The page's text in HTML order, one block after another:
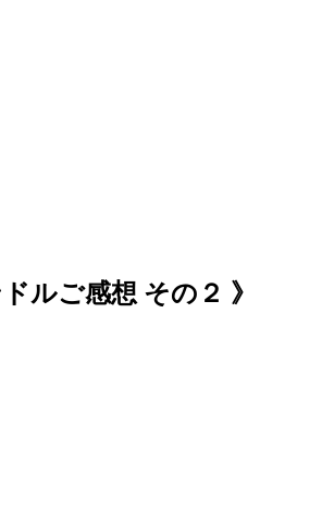
ルご感想 その２ 》